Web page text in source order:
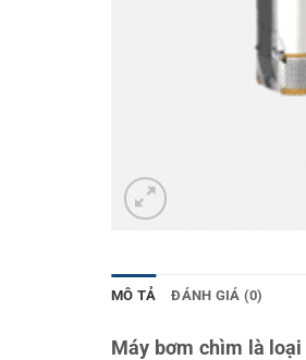
MÔ TẢ ĐÁNH GIÁ (0)
Máy bơm chìm là